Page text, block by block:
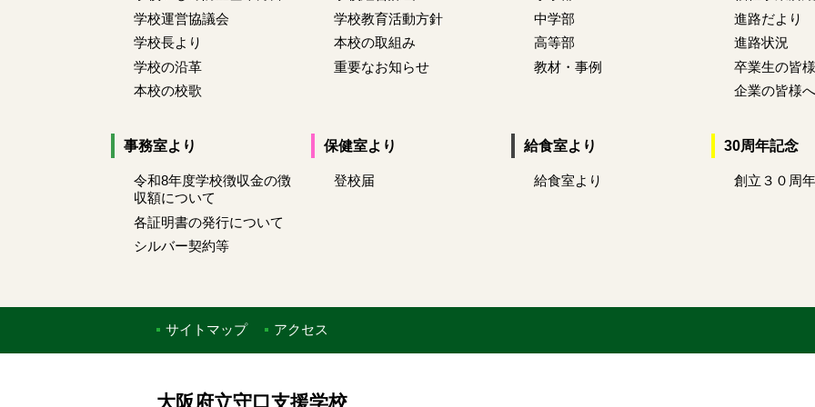
学校運営協議会
学校長より
学校の沿革
本校の校歌
学校教育活動方針
本校の取組み
重要なお知らせ
中学部
高等部
教材・事例
進路だより
進路状況
卒業生の皆
企業の皆様へ
事務室より
令和8年度学校徴収金の徴
収額について
各証明書の発行について
シルバー契約等
保健室より
登校届
給食室より
給食室より
30周年記念
創立３０周
サイトマップ アクセス
大阪府立守口支援学校